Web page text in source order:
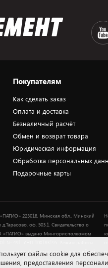
Покупателям
Как сделать заказ
Оплата и доставка
Безналичный расчёт
Обмен и возврат товара
Юридическая информация
Обработка персональных
Подарочные карты
223018, Минская обл., Минский
оф. 503.1. Свидетельство о
«ПАТИО» выдано Мингорисполкомом
ежедневно. Дата включения сведений об
реестр Республики Беларусь -
файлы cookie для
предоставления